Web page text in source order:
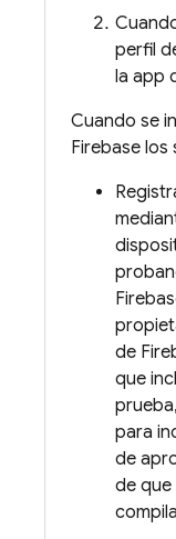
perfil
la app
Cuando se
Firebase los
de
que
para
de
de que